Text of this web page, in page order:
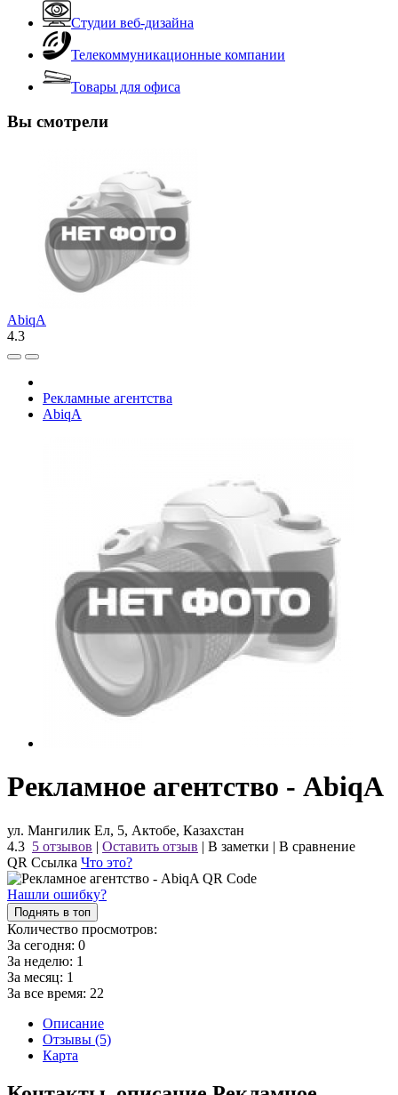
Студии веб-дизайна
Телекоммуникационные компании
Товары для офиса
Вы смотрели
AbiqA
4.3
Рекламные агентства
AbiqA
Рекламное агентство - AbiqA
ул. Мангилик Ел, 5, Актобе, Казахстан
4.3 5 отзывов | Оставить отзыв | В заметки | В сравнение
QR Ссылка Что это?
Нашли ошибку?
Поднять в топ
Количество просмотров:
За сегодня: 0
За неделю: 1
За месяц: 1
За все время: 22
Описание
Отзывы (5)
Карта